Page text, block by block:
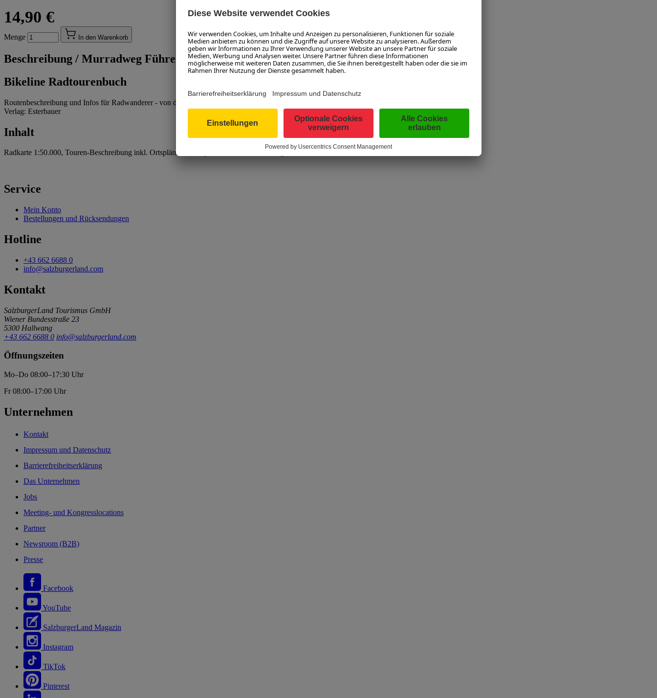
14,90 €
Menge In den Warenkorb
Beschreibung / Murradweg Führer
Bikeline Radtourenbuch
Routenbeschreibung und Infos für Radwanderer - von der Quelle bis zur Mündung
Verlag: Esterbauer
Inhalt
Radkarte 1:50.000, Touren-Beschreibung inkl. Ortspläne, Höhenprofile und Übernachtungsverzeichnis, 160 Seiten
Service
Mein Konto
Bestellungen und Rücksendungen
Hotline
+43 662 6688 0
info@salzburgerland.com
Kontakt
SalzburgerLand Tourismus GmbH
Wiener Bundesstraße 23
5300 Hallwang
+43 662 6688 0 info@salzburgerland.com
Öffnungszeiten
Mo–Do 08:00–17:30 Uhr
Fr 08:00–17:00 Uhr
Unternehmen
Kontakt
Impressum und Datenschutz
Barrierefreiheitserklärung
Das Unternehmen
Jobs
Meeting- und Kongresslocations
Partner
Newsroom (B2B)
Presse
Facebook
YouTube
SalzburgerLand Magazin
Instagram
TikTok
Pinterest